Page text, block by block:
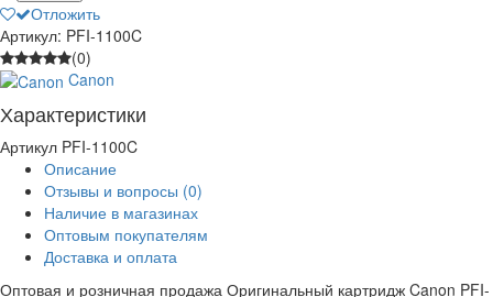
Отложить
Артикул: PFI-1100C
(0)
Canon
Характеристики
Артикул PFI-1100C
Описание
Отзывы и вопросы (0)
Наличие в магазинах
Оптовым покупателям
Доставка и оплата
Оптовая и розничная продажа Оригинальный картридж Canon PFI-